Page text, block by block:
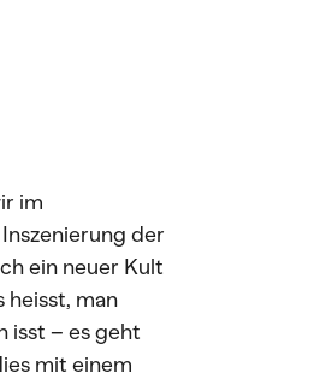
im
der
ein neuer Kult
heisst, man
isst – es geht
mit einem